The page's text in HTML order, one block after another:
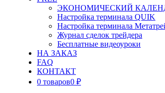
ЭКОНОМИЧЕСКИЙ
Настройка терминала QUIK
Настройка терминала
Журнал сделок трейдера
Бесплатные видеоуроки
НА ЗАКАЗ
FAQ
КОНТАКТ
0 товаров0 ₽